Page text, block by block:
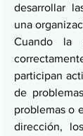
desarrollar
una
Cuando la
participan
de
problemas o
dirección,